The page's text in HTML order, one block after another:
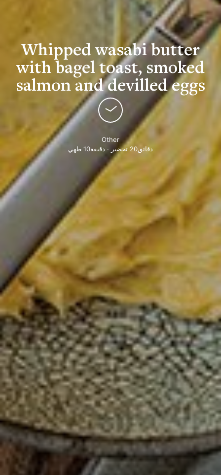
Whipped wasabi butter
with bagel toast, smoked
salmon and devilled eggs
Other
دقائق20 تحضير · دقيقة10 طهي